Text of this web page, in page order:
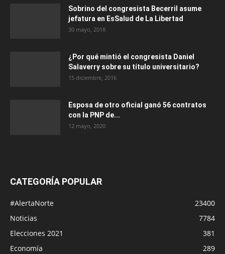
Sobrino del congresista Becerril asume
jefatura en EsSalud de La Libertad
30 mayo, 2018
¿Por qué mintió el congresista Daniel
Salaverry sobre su título universitario?
15 diciembre, 2016
Esposa de otro oficial ganó 56 contratos
con la PNP de...
12 mayo, 2020
CATEGORÍA POPULAR
#AlertaNorte
23400
Noticias
7784
Elecciones 2021
381
Economía
289